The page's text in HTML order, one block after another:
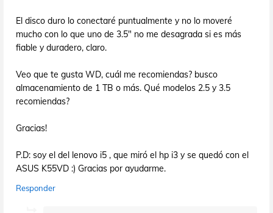
El disco duro lo conectaré puntualmente y no lo moveré
mucho con lo que uno de 3.5" no me desagrada si es más
fiable y duradero, claro.
Veo que te gusta WD, cuál me recomiendas? busco
almacenamiento de 1 TB o más. Qué modelos 2.5 y 3.5
recomiendas?
Gracias!
P.D: soy el del lenovo i5 , que miró el hp i3 y se quedó con el
ASUS K55VD :) Gracias por ayudarme.
Responder